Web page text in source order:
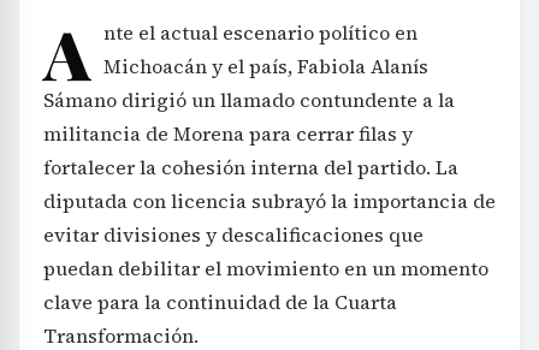
A nte el actual escenario político en
Michoacán y el país, Fabiola Alanís
Sámano dirigió un llamado contundente a la
militancia de Morena para cerrar filas y
fortalecer la cohesión interna del partido. La
diputada con licencia subrayó la importancia de
evitar divisiones y descalificaciones que
puedan debilitar el movimiento en un momento
clave para la continuidad de la Cuarta
Transformación.